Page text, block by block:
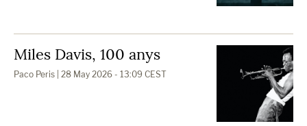
Miles Davis, 100 anys
Paco Peris | 28 May 2026 - 13:09 CEST